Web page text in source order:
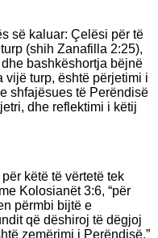
së kaluar: Çelësi për të
(shih Zanafilla 2:25),
bashkëshortja bëjnë
vijë turp, është përjetimi i
shfajësues të Perëndisë
dhe reflektimi i këtij
këtë të vërtetë tek
Kolosianët 3:6, “për
përmbi bijtë e
që dëshiroj të dëgjoj
zemërimi i Perëndisë,”